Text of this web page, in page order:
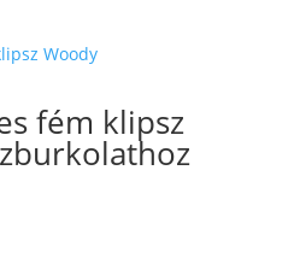
fém klipsz